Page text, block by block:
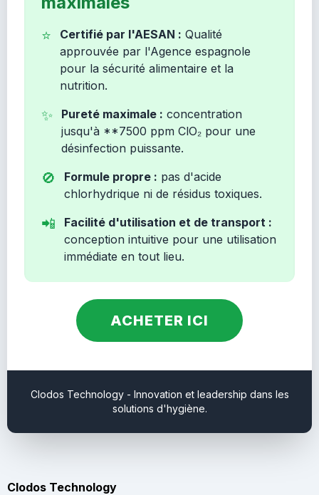
⭐ Certifié par l'AESAN : Qualité
approuvée par l'Agence espagnole
pour la sécurité alimentaire et la
nutrition.
✨ Pureté maximale : concentration
jusqu'à **7500 ppm ClO₂ pour une
désinfection puissante.
🚫 Formule propre : pas d'acide
chlorhydrique ni de résidus toxiques.
📲
Facilité d'utilisation et de transport :
conception intuitive pour une utilisation
immédiate en tout lieu.
ACHETER ICI
Clodos Technology - Innovation et leadership dans les
solutions d'hygiène.
Clodos Technology